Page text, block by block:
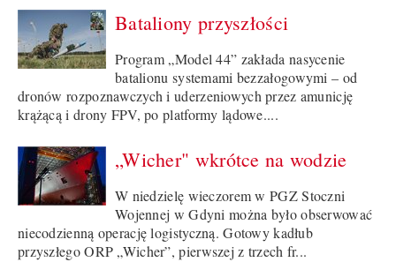
Bataliony przyszłości
Program „Model 44” zakłada nasycenie
batalionu systemami bezzałogowymi – od
dronów rozpoznawczych i uderzeniowych przez amunicję
krążącą i drony FPV, po platformy lądowe....
„Wicher" wkrótce na wodzie
W niedzielę wieczorem w PGZ Stoczni
Wojennej w Gdyni można było obserwować
niecodzienną operację logistyczną. Gotowy kadłub
przyszłego ORP „Wicher”, pierwszej z trzech fr...